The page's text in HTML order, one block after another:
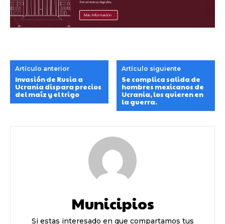
Artículo anterior
Invasión de Rusia a
Ucrania dispara precios
del maíz y el trigo
Artículo siguiente
Se complica salida de
hombres mexicanos de
Ucrania, los quieren en
la guerra.
Municipios
Si estas interesado en que compartamos tus